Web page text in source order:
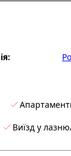
Виїзд у